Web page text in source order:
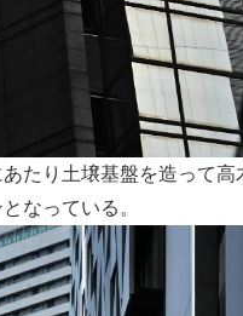
たり土壌基盤を造って高
なっている。